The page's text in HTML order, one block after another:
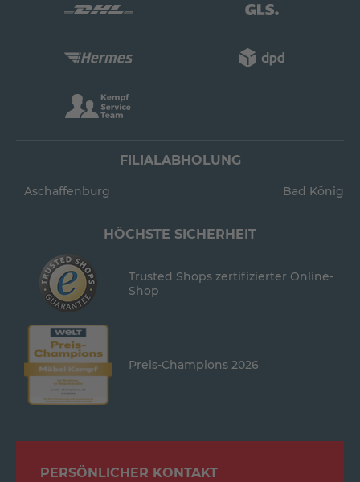
FILIALABHOLUNG
Aschaffenburg Bad König
HÖCHSTE SICHERHEIT
Trusted Shops zertifizierter Online-
Shop
Preis-Champions 2026
PERSÖNLICHER KONTAKT